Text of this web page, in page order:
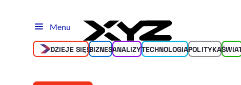
Menu
DZIEJE SIĘ!BIZNESANALIZYTECHNOLOGIAPOLITYKA